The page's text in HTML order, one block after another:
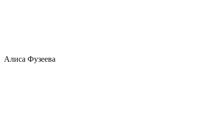
Алиса Фузеева